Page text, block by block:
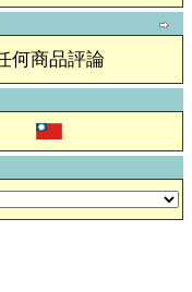
何商品評論